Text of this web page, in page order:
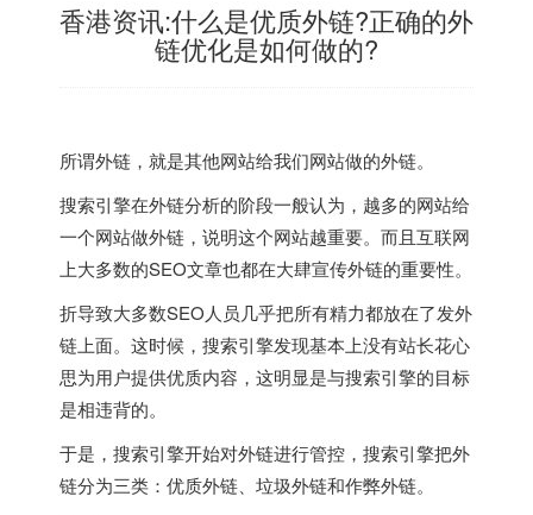
香港资讯:什么是优质外链?正确的外
链优化是如何做的?
所谓外链，就是其他网站给我们网站做的外链。
搜索引擎在外链分析的阶段一般认为，越多的网站给
一个网站做外链，说明这个网站越重要。而且互联网
上大多数的SEO文章也都在大肆宣传外链的重要性。
折导致大多数SEO人员几乎把所有精力都放在了发外
链上面。这时候，搜索引擎发现基本上没有站长花心
思为用户提供优质内容，这明显是与搜索引擎的目标
是相违背的。
于是，搜索引擎开始对外链进行管控，搜索引擎把外
链分为三类：优质外链、垃圾外链和作弊外链。